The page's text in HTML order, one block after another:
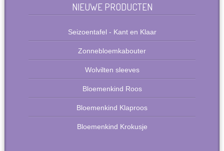
NIEUWE PRODUCTEN
Seizoentafel - Kant en Klaar
Zonnebloemkabouter
Wolvilten sleeves
Bloemenkind Roos
Bloemenkind Klaproos
Bloemenkind Krokusje